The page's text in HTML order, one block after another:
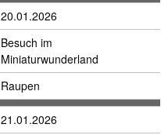
20.01.2026
Besuch im
Miniaturwunderland
Raupen
21.01.2026